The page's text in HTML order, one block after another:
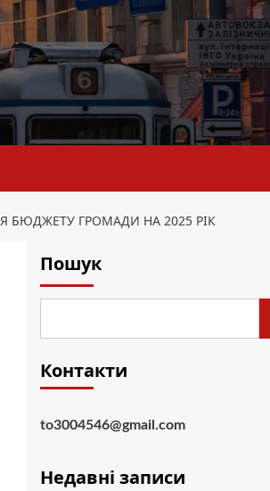
БЮДЖЕТУ ГРОМАДИ НА 2025 РІК
Пошук
Контакти
to3004546@gmail.com
Недавні записи